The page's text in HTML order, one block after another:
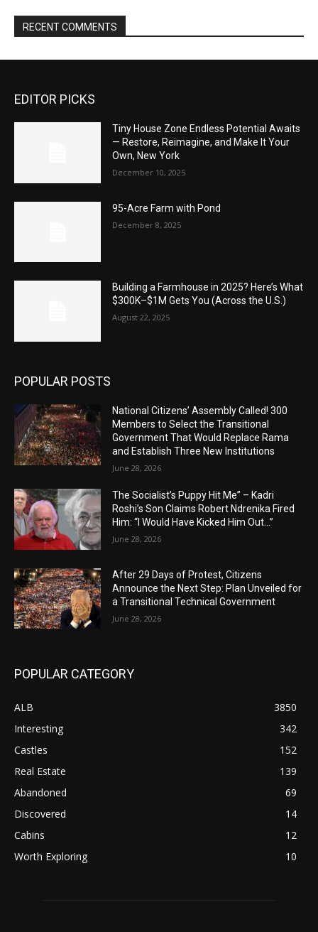
RECENT COMMENTS
EDITOR PICKS
Tiny House Zone Endless Potential Awaits
— Restore, Reimagine, and Make It Your
Own, New York
December 10, 2025
95-Acre Farm with Pond
December 8, 2025
Building a Farmhouse in 2025? Here’s What
$300K–$1M Gets You (Across the U.S.)
August 22, 2025
POPULAR POSTS
National Citizens’ Assembly Called! 300
Members to Select the Transitional
Government That Would Replace Rama
and Establish Three New Institutions
June 28, 2026
The Socialist’s Puppy Hit Me” – Kadri
Roshi’s Son Claims Robert Ndrenika Fired
Him: “I Would Have Kicked Him Out…”
June 28, 2026
After 29 Days of Protest, Citizens
Announce the Next Step: Plan Unveiled for
a Transitional Technical Government
June 28, 2026
POPULAR CATEGORY
ALB
3850
Interesting
342
Castles
152
Real Estate
139
Abandoned
69
Discovered
14
Cabins
12
Worth Exploring
10